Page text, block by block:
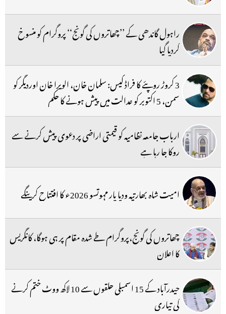
راہول گاندھی کے ’’چھاتروں کی گونج‘‘ پروگرام کو منسوخ
کردیا گیا
3 کروڑ روپئے کا فراڈ کیس: سلمان خان، الویرا خان اوردیگر کو
سمن، 5 اکتوبر کو عدالت میں پیش ہونے کا حکم
ارباب جامعہ نظامیہ کو قیمتی اراضی پر دعوی پیش کرنے سے
روکا جا رہا ہے
امیت شاہ بھارتیہ ودیا پار مہوتسو 2026ء کا افتتاح کرینگے
چھاتروں کی گونج،پروگرام طے شدہ مقام پر ہی ہوگا، کانگریس
کا اعلان
حیدرآباد کے 15 اسمبلی حلقوں سے 10 لاکھ ووٹ ختم کرنے
کی تیاری